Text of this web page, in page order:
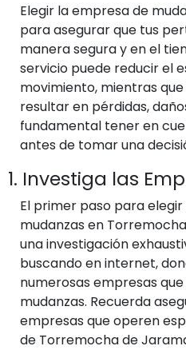
Elegir la empresa de
para asegurar que tus
manera segura y en el
servicio puede reducir el
movimiento, mientras
resultar en pérdidas,
fundamental tener en
antes de tomar una
1. Investiga las
El primer paso para
mudanzas en
una investigación
buscando en internet,
numerosas empresas
mudanzas. Recuerda
empresas que operen
de Torremocha de